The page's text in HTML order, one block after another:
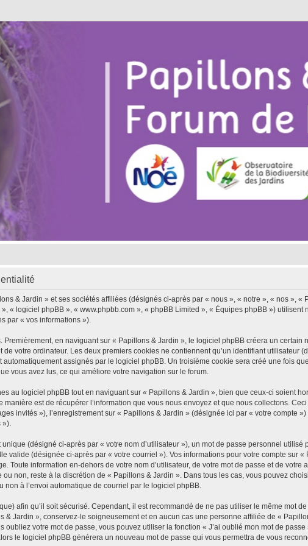
& Jardin » et ses sociétés affiliées (désignés ci-après par « nous », « notre », « nos »,
« logiciel phpBB », « www.phpbb.com », « phpBB Limited », « Équipes phpBB ») utilisent
par « vos informations »).
en naviguant sur « Papillons & Jardin », le logiciel phpBB créera un
votre ordinateur. Les deux premiers cookies ne contiennent qu’un identifiant utilisateur
assignés par le logiciel phpBB. Un troisième cookie sera créé une fois
vous avez lus, ce qui améliore votre navigation sur le forum.
au logiciel phpBB tout en naviguant sur « Papillons & Jardin », bien que ceux-ci soient
est de récupérer l’information que vous nous envoyez et que nous collectons.
invités »), l’enregistrement sur « Papillons & Jardin » (désignée ici par « votre compte
»).
(désigné ci-après par « votre nom d’utilisateur »), un mot de passe personnel
valide (désignée ci-après par « votre courriel »). Vos informations pour votre compte sur
Toute information en-dehors de votre nom d’utilisateur, de votre mot de passe et de
ou non, reste à la discrétion de « Papillons & Jardin ». Dans tous les cas, vous pouvez
non à l’envoi automatique de courriel par le logiciel phpBB.
afin qu’il soit sécurisé. Cependant, il est recommandé de ne pas utiliser le même mot
& Jardin », conservez-le soigneusement et en aucun cas une personne affiliée de «
oubliez votre mot de passe, vous pouvez utiliser la fonction « J’ai oublié mon mot de
le logiciel phpBB générera un nouveau mot de passe qui vous permettra de vous